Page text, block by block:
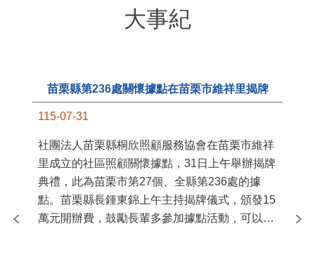
大事紀
苗栗縣第236處關懷據點在苗栗市維祥里揭牌
115-07-31
社團法人苗栗縣桐欣照顧服務協會在苗栗市維祥
里成立的社區照顧關懷據點，31日上午舉辦揭牌
典禮，此為苗栗市第27個、全縣第236處的據
點。苗栗縣長鍾東錦上午主持揭牌儀式，頒發15
萬元開辦費，鼓勵長輩多參加據點活動，可以更
縣